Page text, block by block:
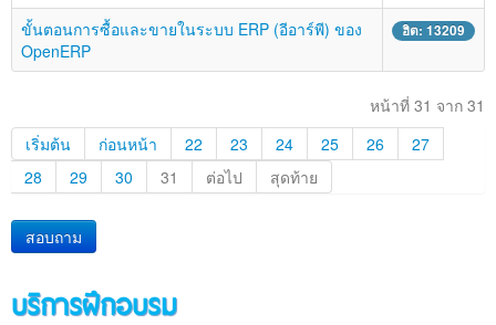
ขั้นตอนการซื้อและขายในระบบ ERP (อีอาร์พี) ของ
OpenERP
ฮิต: 13209
หน้าที่ 31 จาก 31
เริ่มต้น
ก่อนหน้า 22 23 24 25 26
27
28
29 30 31 ต่อไป สุดท้าย
สอบถาม
บริการฝึกอบรม